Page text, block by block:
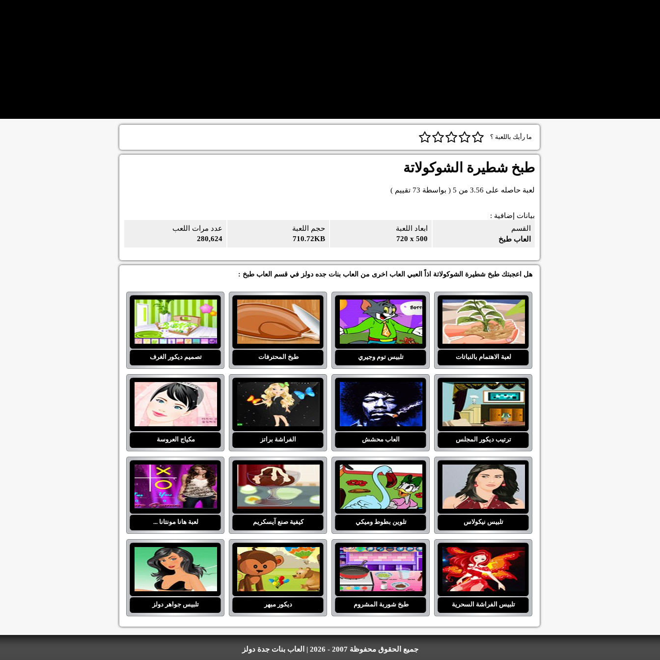
ما رأيك باللعبة ؟
طبخ شطيرة الشوكولاتة
لعبة حاصله على 3.56 من 5 ( بواسطة 73 تقييم )
بيانات إضافية :
عدد مرات اللعب
280,624
حجم اللعبة
710.72KB
ابعاد اللعبة
720 x 500
القسم
العاب طبخ
هل اعجبتك طبخ شطيرة الشوكولاتة اذاً العبي العاب اخرى من العاب بنات جده دولز في قسم العاب طبخ :
لعبة الاهتمام بالنباتات تلبيس توم وجيري طبخ المحترفات تصميم ديكور الغرف
ترتيب ديكور المجلس العاب محشش الفراشة براتز مكياج العروسة
تلبيس نيكولاس تلوين بطوط وميكي كيفية صنع آيسكريم لعبة هانا مونتانا ...
تلبيس الفراشة السحرية طبخ شوربة المشروم ديكور مبهر تلبيس جواهر دولز
جميع الحقوق محفوظة 2007 - 2026 | العاب بنات جدة دولز